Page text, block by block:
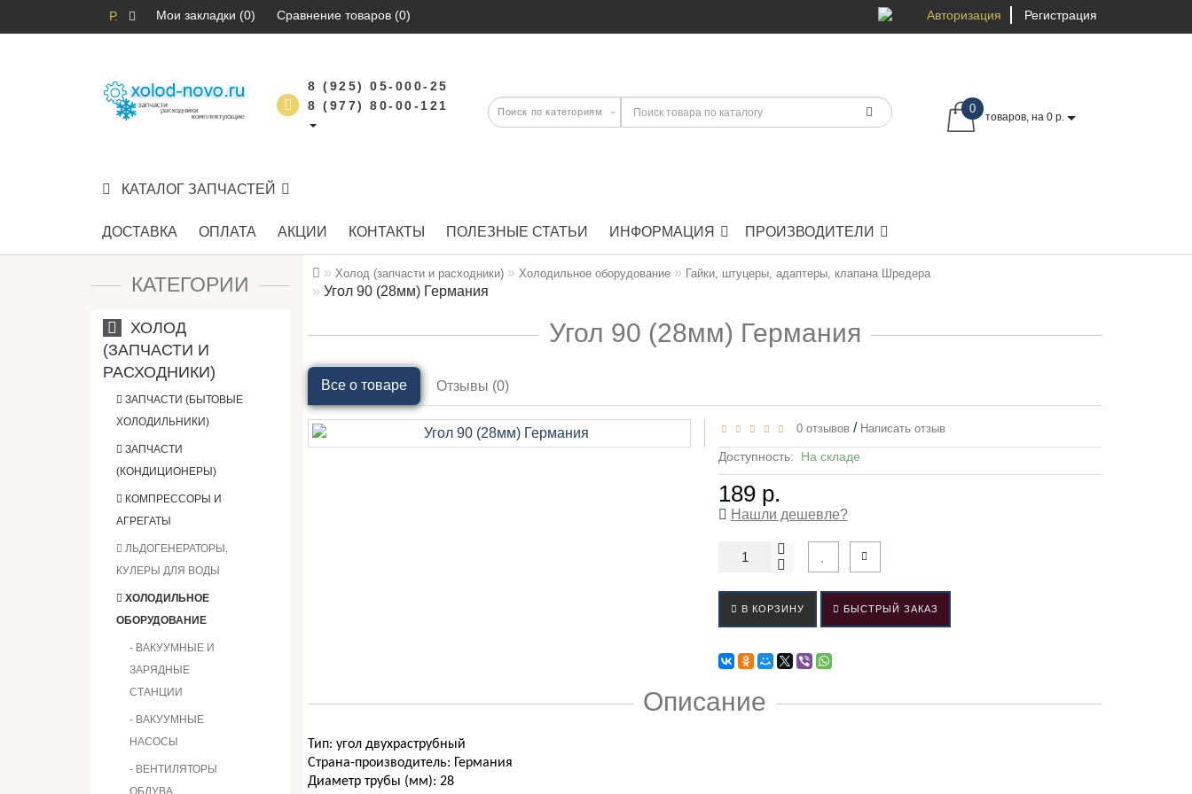
Р. Мои закладки (0) Сравнение товаров (0) Авторизация Регистрация
8 (925) 05-000-25
8 (977) 80-00-121
0
товаров, на 0 р.
КАТАЛОГ ЗАПЧАСТЕЙ
ДОСТАВКА ОПЛАТА АКЦИИ КОНТАКТЫ ПОЛЕЗНЫЕ СТАТЬИ ИНФОРМАЦИЯ ПРОИЗВОДИТЕЛИ
КАТЕГОРИИ
ХОЛОД
(ЗАПЧАСТИ И
РАСХОДНИКИ)
ЗАПЧАСТИ (БЫТОВЫЕ
ХОЛОДИЛЬНИКИ)
ЗАПЧАСТИ
(КОНДИЦИОНЕРЫ)
КОМПРЕССОРЫ И
АГРЕГАТЫ
ЛЬДОГЕНЕРАТОРЫ,
КУЛЕРЫ ДЛЯ ВОДЫ
ХОЛОДИЛЬНОЕ
ОБОРУДОВАНИЕ
- ВАКУУМНЫЕ И
ЗАРЯДНЫЕ
СТАНЦИИ
- ВАКУУМНЫЕ
НАСОСЫ
- ВЕНТИЛЯТОРЫ
ОБДУВА
Холод (запчасти и расходники) Холодильное оборудование Гайки, штуцеры, адаптеры, клапана Шредера
Угол 90 (28мм) Германия
Угол 90 (28мм) Германия
Все о товаре Отзывы (0)
0 отзывов / Написать отзыв
Доступность: На складе
189 р.
Нашли дешевле?
В КОРЗИНУ БЫСТРЫЙ ЗАКАЗ
Описание
Тип:угол двухраструбный
Страна-производитель: Германия
Диаметр трубы (мм):28